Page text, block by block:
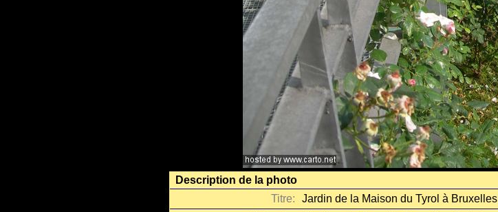
Description de la photo
Titre:
Jardin de la Maison du Tyrol à Bruxelles